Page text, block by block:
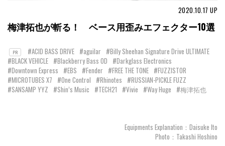
2020.10.17 UP
梅津拓也が斬る！ ベース用歪みエフェクター10選
PR #ACID BASS DRIVE #aguilar #Billy Sheehan Signature Drive ULTIMATE
#BLACK VEHICLE #Blackberry Bass OD #Darkglass Electronics
#Downtown Express #EBS #Fender #FREE THE TONE #FUZZISTOR
#MICROTUBES X7 #One Control #Rhinotes #RUSSIAN-PICKLE FUZZ
#SANSAMP YYZ #Shin’s Music #TECH21 #Vivie #Way Huge #梅津拓也
Equipments Explanation：Daisuke Ito
Photo：Takashi Hoshino